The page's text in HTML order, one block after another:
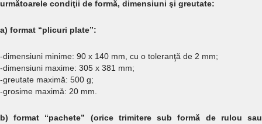
următoarele condiţii de formă, dimensiuni şi greutate:
a) format “plicuri plate”:
-dimensiuni minime: 90 x 140 mm, cu o toleranţă de 2 mm;
-dimensiuni maxime: 305 x 381 mm;
-greutate maximă: 500 g;
-grosime maximă: 20 mm.
b) format “pachete” (orice trimitere sub formă de rulou sau